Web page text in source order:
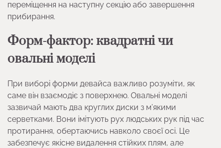
переміщення на наступну секцію або завершення
прибирання.
Форм-фактор: квадратні чи
овальні моделі
При виборі форми девайса важливо розуміти, як
саме він взаємодіє з поверхнею. Овальні моделі
зазвичай мають два круглих диски з м’якими
серветками. Вони імітують рух людських рук під час
протирання, обертаючись навколо своєї осі. Це
забезпечує якісне видалення стійких плям, але